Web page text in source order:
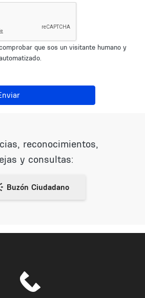
que sos un visitante humano y
reconocimientos,
y consultas: